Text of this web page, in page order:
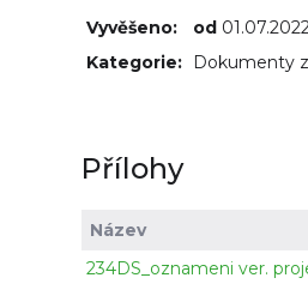
Vyvěšeno: od
Kategorie: Dokumenty
Přílohy
Název
234DS_oznameni ver.